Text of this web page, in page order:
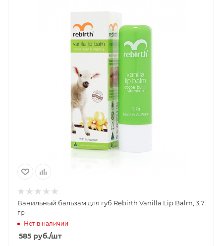
Ванильный бальзам для губ Rebirth Vanilla Lip Balm, 3,7
гр
Нет в наличии
585 руб./шт